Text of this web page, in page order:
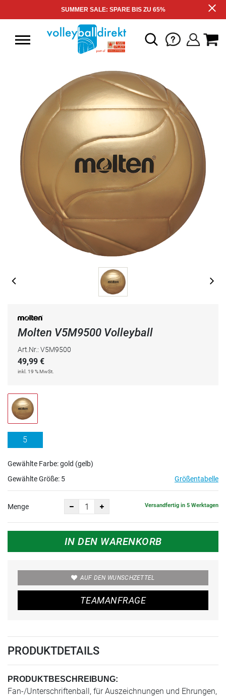
SUMMER SALE: SPARE BIS ZU 65%
Molten V5M9500 Volleyball
Art.Nr.: V5M9500
49,99 €
inkl. 19 % MwSt.
5
Gewählte Farbe: gold (gelb)
Gewählte Größe: 5 Größentabelle
Menge Versandfertig in 5 Werktagen
IN DEN WARENKORB
AUF DEN WUNSCHZETTEL
TEAMANFRAGE
PRODUKTDETAILS
PRODUKTBESCHREIBUNG:
Fan-/Unterschriftenball, für Auszeichnungen und Ehrungen,